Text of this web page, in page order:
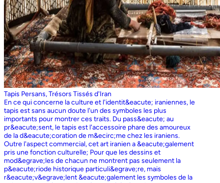
Tapis Persans, Trésors Tissés d'Iran
En ce qui concerne la culture et l'identit&eacute; iraniennes, le
tapis est sans aucun doute l'un des symboles les plus
importants pour montrer ces traits. Du pass&eacute; au
pr&eacute;sent, le tapis est l'accessoire phare des amoureux
de la d&eacute;coration de m&ecirc;me chez les iraniens.
Outre l'aspect commercial, cet art iranien a &eacute;galement
pris une fonction culturelle; Pour que les dessins et
mod&egrave;les de chacun ne montrent pas seulement la
p&eacute;riode historique particuli&egrave;re, mais
r&eacute;v&egrave;lent &eacute;galement les symboles de la